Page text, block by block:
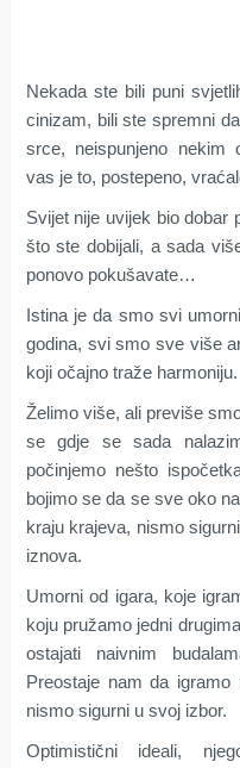
Nekada ste bili puni
cinizam, bili ste spremni
srce, neispunjeno nekim
vas je to, postepeno,
Svijet nije uvijek bio dobar
što ste dobijali, a sada
ponovo pokušavate…
Istina je da smo svi
godina, svi smo sve više
koji očajno traže harmoniju.
Želimo više, ali previše
se gdje se sada
počinjemo nešto
bojimo se da se sve oko
kraju krajeva, nismo
iznova.
Umorni od igara, koje
koju pružamo jedni
ostajati naivnim
Preostaje nam da
nismo sigurni u svoj izbor.
Optimistični ideali,